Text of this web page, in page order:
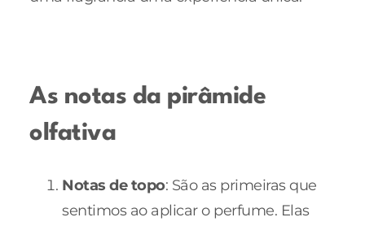
As notas da pirâmide
olfativa
Notas de topo: São as primeiras que
sentimos ao aplicar o perfume. Elas